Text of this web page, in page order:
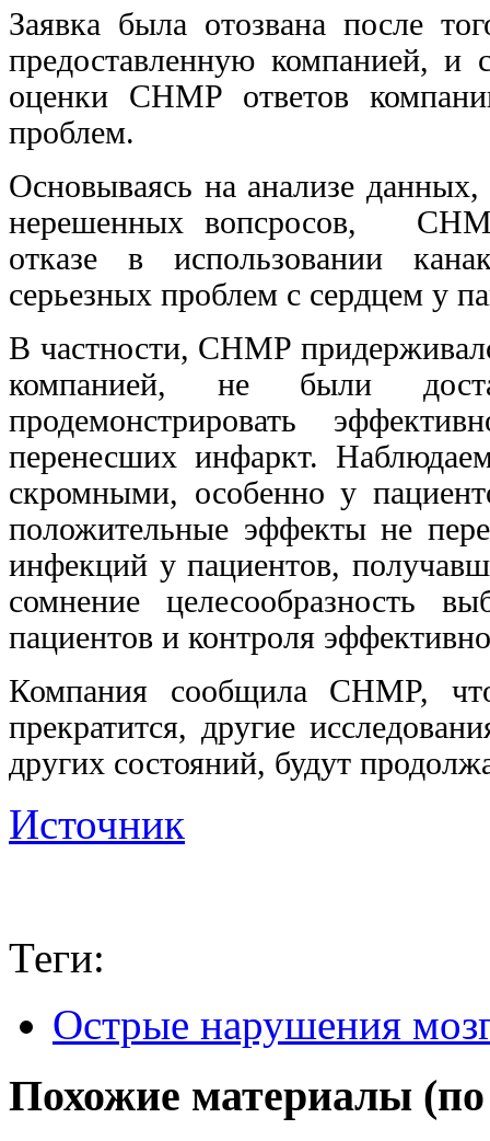
Заявка была отозвана после
предоставленную компанией, и
оценки CHMP ответов
проблем.
Основываясь на анализе
нерешенных вопсросов,
отказе в использовании
серьезных проблем с сердцем у
В частности, CHMP
компанией, не были
продемонстрировать
перенесших инфаркт.
скромными, особенно у
положительные эффекты не
инфекций у пациентов,
сомнение целесообразность
пациентов и контроля
Компания сообщила CHMP,
прекратится, другие
других состояний, будут
Источник
Теги:
Острые нарушения
Похожие материалы (по